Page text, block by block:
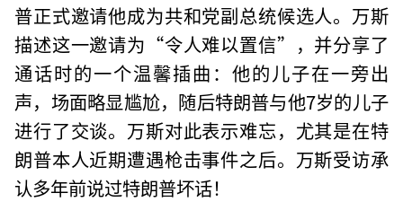
普正式邀请他成为共和党副总统候选人。万斯
描述这一邀请为“令人难以置信”，并分享了
通话时的一个温馨插曲：他的儿子在一旁出
声，场面略显尴尬，随后特朗普与他7岁的儿子
进行了交谈。万斯对此表示难忘，尤其是在特
朗普本人近期遭遇枪击事件之后。万斯受访承
认多年前说过特朗普坏话！